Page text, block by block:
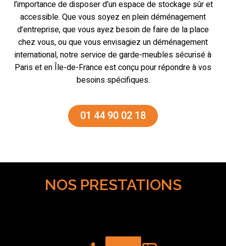
l’importance de disposer d’un espace de stockage sûr et
accessible. Que vous soyez en plein déménagement
d’entreprise, que vous ayez besoin de faire de la place
chez vous, ou que vous envisagiez un déménagement
international, notre service de garde-meubles sécurisé à
Paris et en Île-de-France est conçu pour répondre à vos
besoins spécifiques.
01 44 90 02 18
NOS PRESTATIONS